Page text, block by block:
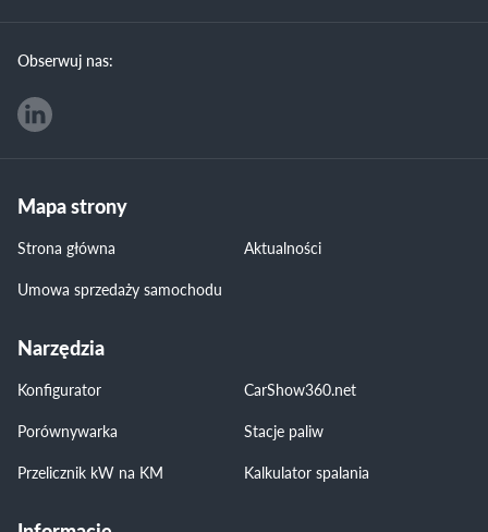
Obserwuj nas:
Mapa strony
Strona główna
Aktualności
Umowa sprzedaży samochodu
Narzędzia
Konfigurator
CarShow360.net
Porównywarka
Stacje paliw
Przelicznik kW na KM
Kalkulator spalania